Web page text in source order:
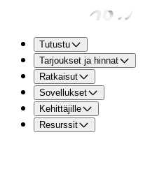
Tutustu
Tarjoukset ja hinnat
Ratkaisut
Sovellukset
Kehittäjille
Resurssit